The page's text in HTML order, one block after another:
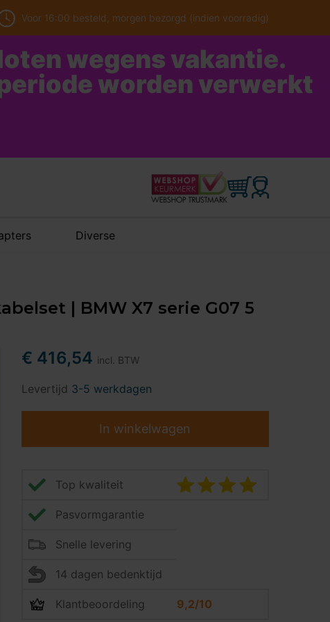
Voor 16:00 besteld, morgen bezorgd (indien voorradig)
wegens vakantie.
worden verwerkt
Diverse
| BMW X7 serie G07 5
€ 416,54 incl. BTW
Levertijd 3-5 werkdagen
In winkelwagen
Top kwaliteit
Pasvormgarantie
Snelle levering
14 dagen bedenktijd
Klantbeoordeling 9,2/10